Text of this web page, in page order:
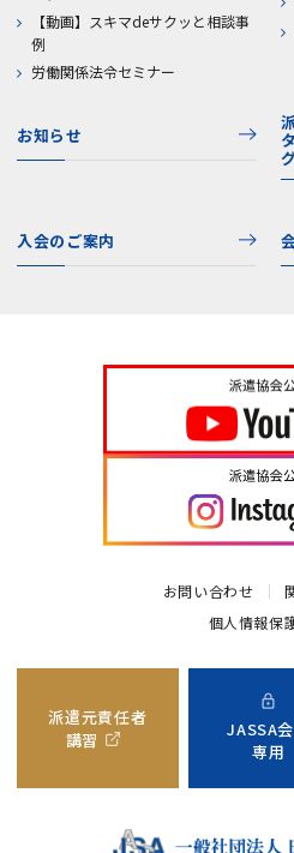
【動画】スキマdeサクッと相談事
例
労働関係法令セミナー
お知らせ
入会のご案内
お問い合わせ
個人情報保
派遣元責任者
講習
JASSA
専用